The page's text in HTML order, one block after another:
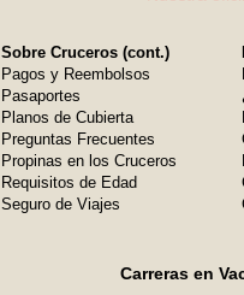
Sobre Cruceros (cont.)
Pagos y Reembolsos
Pasaportes
Planos de Cubierta
Preguntas Frecuentes
Propinas en los Cruceros
Requisitos de Edad
Seguro de Viajes
Carreras en